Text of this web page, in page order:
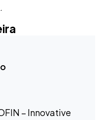
– Innovative